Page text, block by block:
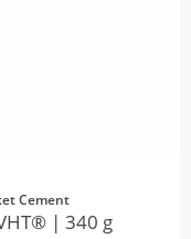
Cement
| 340 g